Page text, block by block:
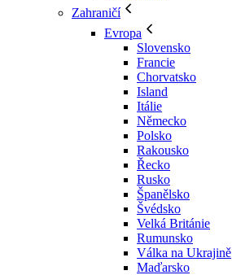
Zahraničí
Evropa
Slovensko
Francie
Chorvatsko
Island
Itálie
Německo
Polsko
Rakousko
Řecko
Rusko
Španělsko
Švédsko
Velká Británie
Rumunsko
Válka na Ukrajině
Maďarsko